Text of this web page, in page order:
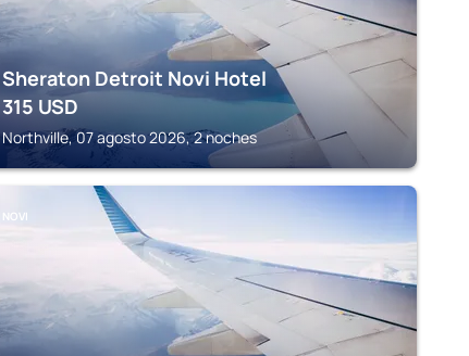
Sheraton Detroit Novi Hotel
315 USD
Northville, 07 agosto 2026, 2 noches
NOVI